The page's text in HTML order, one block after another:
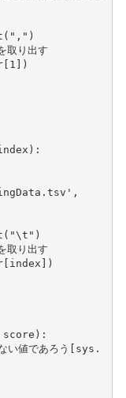
( "," )
取り出す
[ 1 ])
):
,
( "\t " )
取り出す
[ index ])
score ):
い値であろう[sys.